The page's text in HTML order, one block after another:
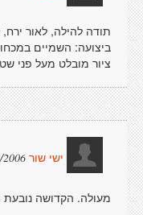
תודה להילה, לאור
ביצועה: השמיים
ציור מובלט מעל פני
ישי שור 21:40:14
מעולה. הקדושה